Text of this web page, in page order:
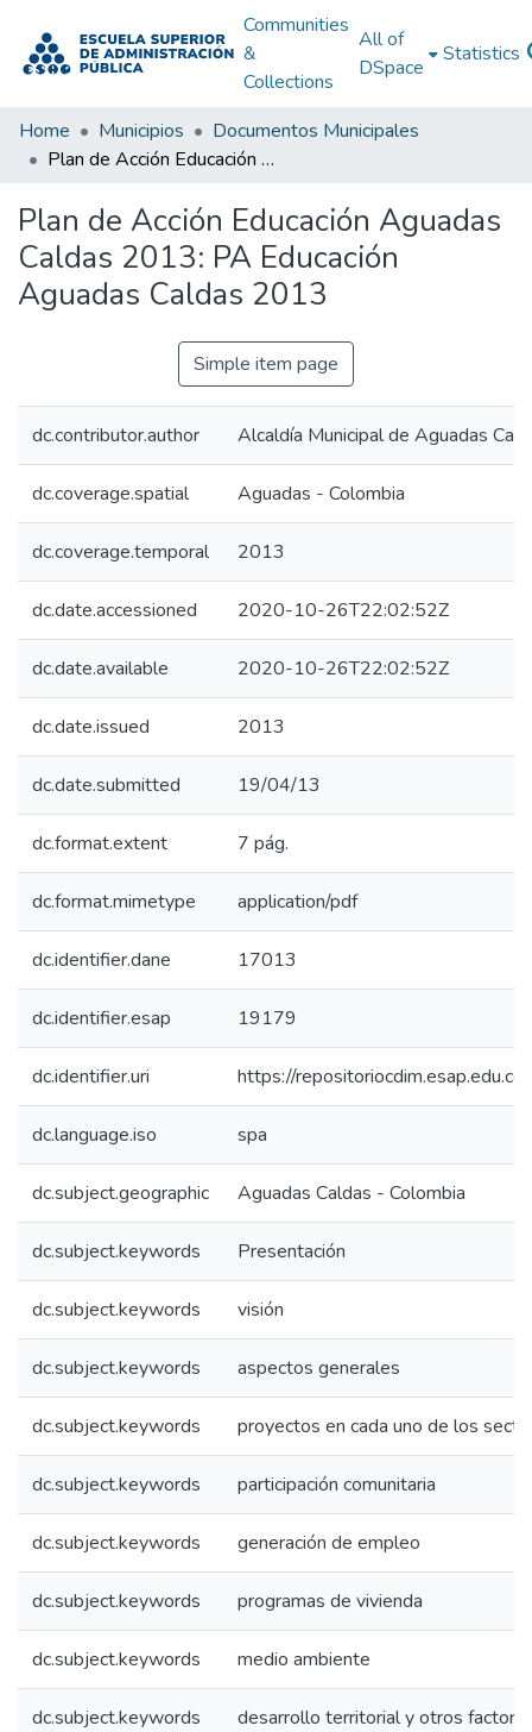
Communities
&
Collections
All of
DSpace
Statistics
Home Municipios
Documentos Municipales
Plan de Acción Educación Aguadas Caldas 2013: PA Educación Aguadas Caldas 2013
Plan de Acción Educación Aguadas
Caldas 2013: PA Educación
Aguadas Caldas 2013
Simple item page
dc.contributor.author Alcaldía Municipal de Aguadas
dc.coverage.spatial Aguadas - Colombia
dc.coverage.temporal 2013
dc.date.accessioned 2020-10-26T22:02:52Z
dc.date.available 2020-10-26T22:02:52Z
dc.date.issued 2013
dc.date.submitted 19/04/13
dc.format.extent 7 pág.
dc.format.mimetype application/pdf
dc.identifier.dane 17013
dc.identifier.esap 19179
dc.identifier.uri https://
dc.language.iso spa
dc.subject.geographic Aguadas Caldas - Colombia
dc.subject.keywords Presentación
dc.subject.keywords visión
dc.subject.keywords aspectos generales
dc.subject.keywords proyectos en cada uno de los
dc.subject.keywords participación comunitaria
dc.subject.keywords generación de empleo
dc.subject.keywords programas de vivienda
dc.subject.keywords medio ambiente
dc.subject.keywords desarrollo territorial y otros